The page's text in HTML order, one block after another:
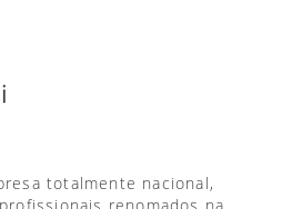
totalmente nacional,